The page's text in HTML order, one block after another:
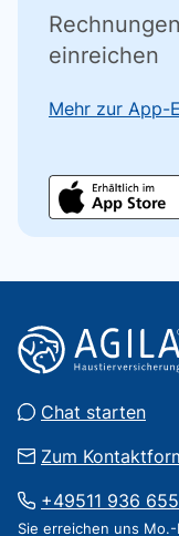
einreichen
Mehr zur App-